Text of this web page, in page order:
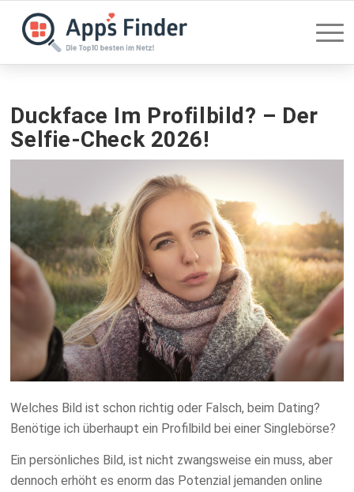
Duckface Im Profilbild? – Der
Selfie-Check 2026!
Welches Bild ist schon richtig oder Falsch, beim Dating?
Benötige ich überhaupt ein Profilbild bei einer Singlebörse?
Ein persönliches Bild, ist nicht zwangsweise ein muss, aber
dennoch erhöht es enorm das Potenzial jemanden online